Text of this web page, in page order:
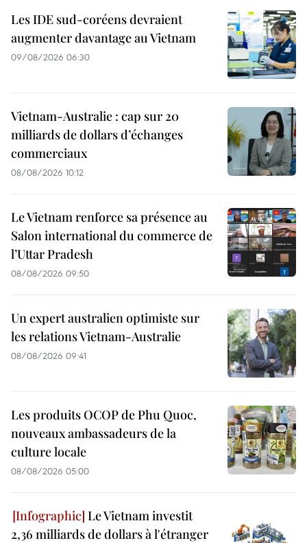
Les IDE sud-coréens devraient
augmenter davantage au Vietnam
09/08/2026 06:30
Vietnam-Australie : cap sur 20
milliards de dollars d’échanges
commerciaux
08/08/2026 10:12
Le Vietnam renforce sa présence au
Salon international du commerce de
l’Uttar Pradesh
08/08/2026 09:50
Un expert australien optimiste sur
les relations Vietnam-Australie
08/08/2026 09:41
Les produits OCOP de Phu Quoc,
nouveaux ambassadeurs de la
culture locale
08/08/2026 05:00
Le Vietnam investit
2,36 milliards de dollars à l'étranger